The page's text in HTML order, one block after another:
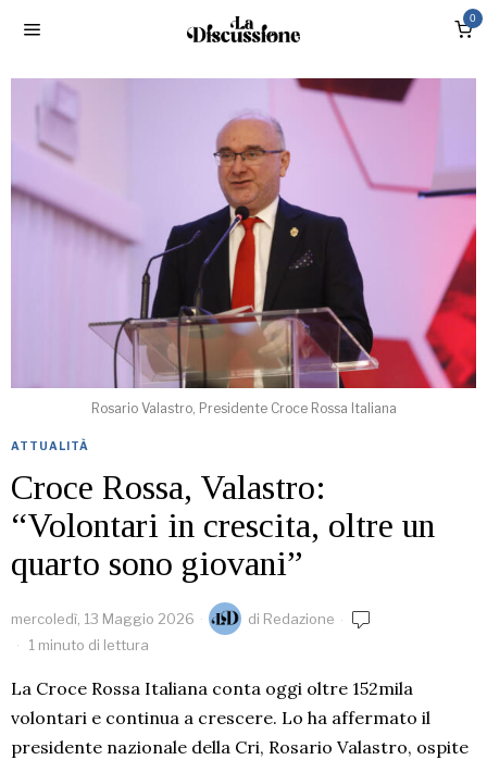
0
Rosario Valastro, Presidente Croce Rossa Italiana
ATTUALITÀ
Croce Rossa, Valastro:
“Volontari in crescita, oltre un
quarto sono giovani”
mercoledì, 13 Maggio 2026 di Redazione
1 minuto di lettura
La Croce Rossa Italiana conta oggi oltre 152mila
volontari e continua a crescere. Lo ha affermato il
presidente nazionale della Cri, Rosario Valastro, ospite